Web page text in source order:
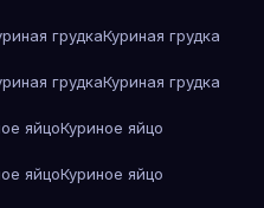
грудкаКуриная грудка
грудкаКуриная грудка
яйцоКуриное яйцо
яйцоКуриное яйцо